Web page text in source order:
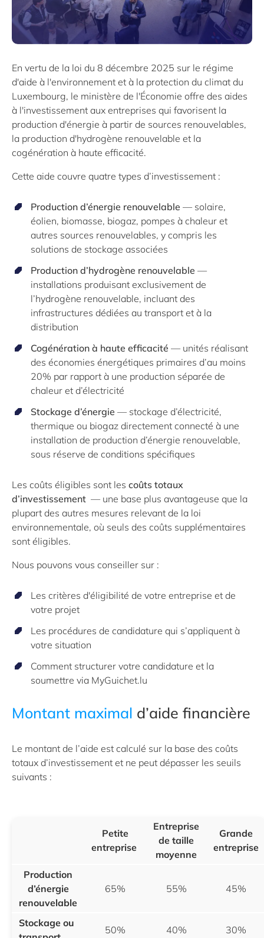
En vertu de la loi du 8 décembre 2025 sur le régime
d'aide à l'environnement et à la protection du climat du
Luxembourg, le ministère de l'Économie offre des aides
à l'investissement aux entreprises qui favorisent la
production d'énergie à partir de sources renouvelables,
la production d'hydrogène renouvelable et la
cogénération à haute efficacité.
Cette aide couvre quatre types d’investissement :
Production d’énergie renouvelable — solaire,
éolien, biomasse, biogaz, pompes à chaleur et
autres sources renouvelables, y compris les
solutions de stockage associées
Production d’hydrogène renouvelable —
installations produisant exclusivement de
l’hydrogène renouvelable, incluant des
infrastructures dédiées au transport et à la
distribution
Cogénération à haute efficacité — unités réalisant
des économies énergétiques primaires d’au moins
20% par rapport à une production séparée de
chaleur et d’électricité
Stockage d’énergie — stockage d’électricité,
thermique ou biogaz directement connecté à une
installation de production d’énergie renouvelable,
sous réserve de conditions spécifiques
Les coûts éligibles sont les coûts totaux
d’investissement — une base plus avantageuse que la
plupart des autres mesures relevant de la loi
environnementale, où seuls des coûts supplémentaires
sont éligibles.
Nous pouvons vous conseiller sur :
Les critères d'éligibilité de votre entreprise et de
votre projet
Les procédures de candidature qui s’appliquent à
votre situation
Comment structurer votre candidature et la
soumettre via MyGuichet.lu
Montant maximal d’aide financière
Le montant de l’aide est calculé sur la base des coûts
totaux d’investissement et ne peut dépasser les seuils
suivants :
Petite
entreprise
Entreprise
de taille
moyenne
Grande
entreprise
Production
d’énergie
renouvelable
65% 55% 45%
Stockage ou
50% 40% 30%